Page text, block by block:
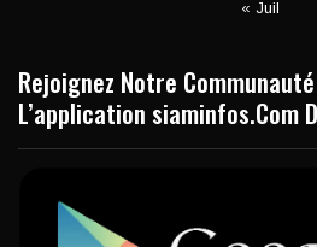
« Juil
Rejoignez Notre
L’application siaminfos.Com